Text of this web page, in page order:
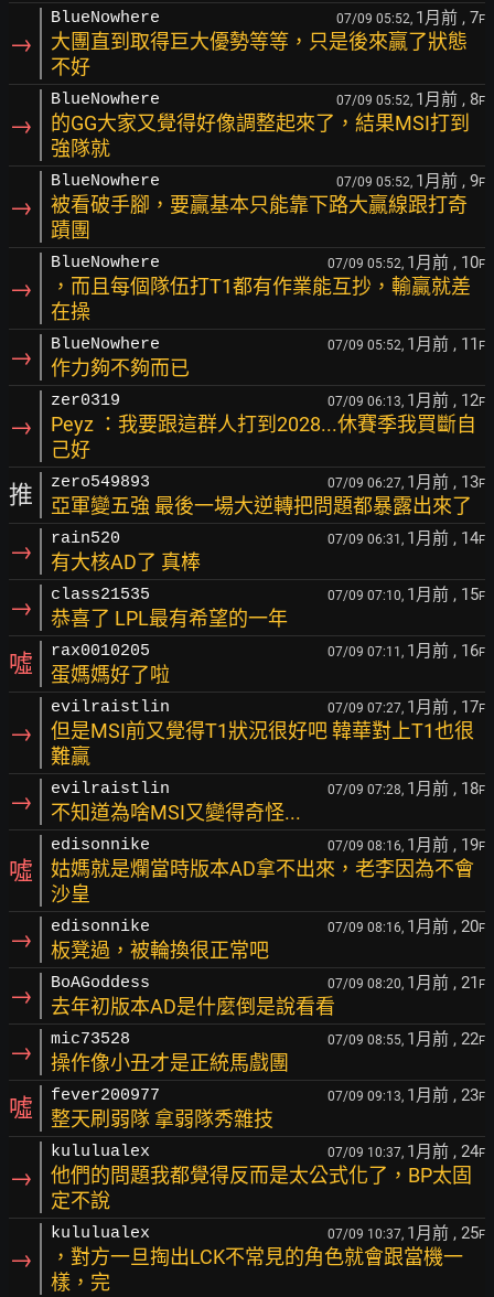
→
BlueNowhere 07/09 05:52, 1月前 , 7F
大團直到取得巨大優勢等等，只是後來贏了狀態
不好
→
BlueNowhere 07/09 05:52, 1月前 , 8F
的GG大家又覺得好像調整起來了，結果MSI打到
強隊就
→
BlueNowhere 07/09 05:52, 1月前 , 9F
被看破手腳，要贏基本只能靠下路大贏線跟打奇
蹟團
→
BlueNowhere 07/09 05:52, 1月前 , 10F
，而且每個隊伍打T1都有作業能互抄，輸贏就差
在操
→ BlueNowhere 07/09 05:52, 1月前 , 11 F
作力夠不夠而已
→
zer0319 07/09 06:13, 1月前 , 12F
Peyz ：我要跟這群人打到2028...休賽季我買斷自
己好
推 zero549893 07/09 06:27, 1月前 , 13F
亞軍變五強 最後一場大逆轉把問題都暴露出來了
→ rain520 07/09 06:31, 1月前 , 14F
有大核AD了 真棒
→ class21535 07/09 07:10, 1月前 , 15F
恭喜了 LPL最有希望的一年
噓 rax0010205 07/09 07:11, 1月前 , 16F
蛋媽媽好了啦
→
evilraistlin 07/09 07:27, 1月前 , 17F
但是MSI前又覺得T1狀況很好吧 韓華對上T1也很
難贏
→ evilraistlin 07/09 07:28, 1月前 , 18F
不知道為啥MSI又變得奇怪...
噓
edisonnike 07/09 08:16, 1月前 , 19F
姑媽就是爛當時版本AD拿不出來，老李因為不會
沙皇
→ edisonnike 07/09 08:16, 1月前 , 20F
板凳過，被輪換很正常吧
→ BoAGoddess 07/09 08:20, 1月前 , 21 F
去年初版本AD是什麼倒是說看看
→ mic73528 07/09 08:55, 1月前 , 22F
操作像小丑才是正統馬戲團
噓 fever200977 07/09 09:13, 1月前 , 23F
整天刷弱隊 拿弱隊秀雜技
→
kululualex 07/09 10:37, 1月前 , 24F
他們的問題我都覺得反而是太公式化了，BP太固
定不說
→
kululualex 07/09 10:37, 1月前 , 25F
，對方一旦掏出LCK不常見的角色就會跟當機一
樣，完